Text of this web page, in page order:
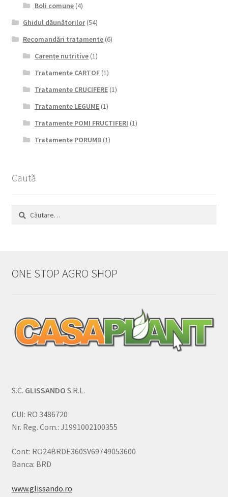
Boli comune(4)
Ghidul dăunătorilor(54)
Recomandări tratamente (6)
Carențe nutritive(1)
Tratamente CARTOF(1)
Tratamente CRUCIFERE(1)
Tratamente LEGUME(1)
Tratamente POMI FRUCTIFERI (1)
Tratamente PORUMB(1)
Caută
Caută
ONE STOP AGRO SHOP
S.C. GLISSANDO S.R.L.
CUI: RO 3486720
Nr. Reg. Com.: J1991002100355
Cont: RO24BRDE360SV69749053600
Banca: BRD
www.glissando.ro